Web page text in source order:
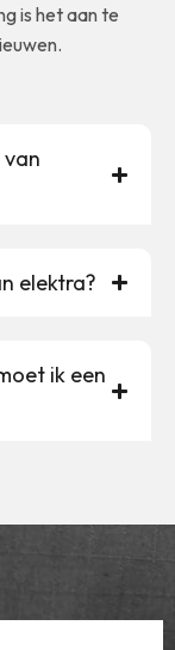
is het aan te
elektra?
ik een